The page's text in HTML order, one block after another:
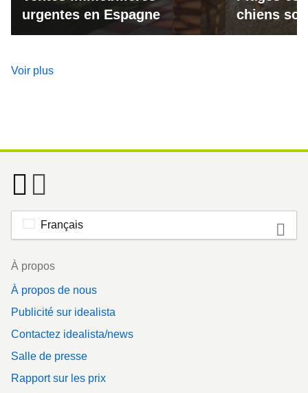
urgentes en Espagne
chiens
Voir plus
Français
Footer
À propos
À propos de nous
Publicité sur idealista
Contactez idealista/news
Salle de presse
Rapport sur les prix